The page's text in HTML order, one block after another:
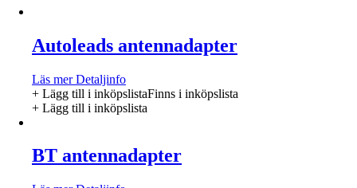
Autoleads antennadapter
Läs merDetaljinfo
+ Lägg till i inköpslistaFinns i inköpslista
+ Lägg till i inköpslista
BT antennadapter